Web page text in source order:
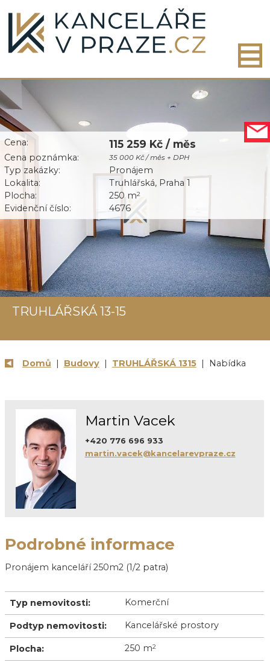
Cena: 115 259 Kč / měs
Cena poznámka: 35 000 Kč / měs + DPH
Typ zakázky:
Pronájem
Lokalita:
Truhlářská, Praha 1
Plocha:
250 m2
Evidenční číslo: 4676
TRUHLÁŘSKÁ 13-15
Domů | Budovy| TRUHLÁŘSKÁ 1315| Nabídka
Martin Vacek
+420 776 696 933
martin.vacek@kancelarevpraze.cz
Podrobné informace
Pronájem kanceláří 250m2 (1/2 patra)
Typ nemovitosti: Komerční
Podtyp nemovitosti: Kancelářské prostory
Plocha: 250 m2